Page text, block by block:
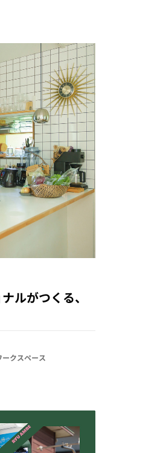
ルがつくる、
ークスペース